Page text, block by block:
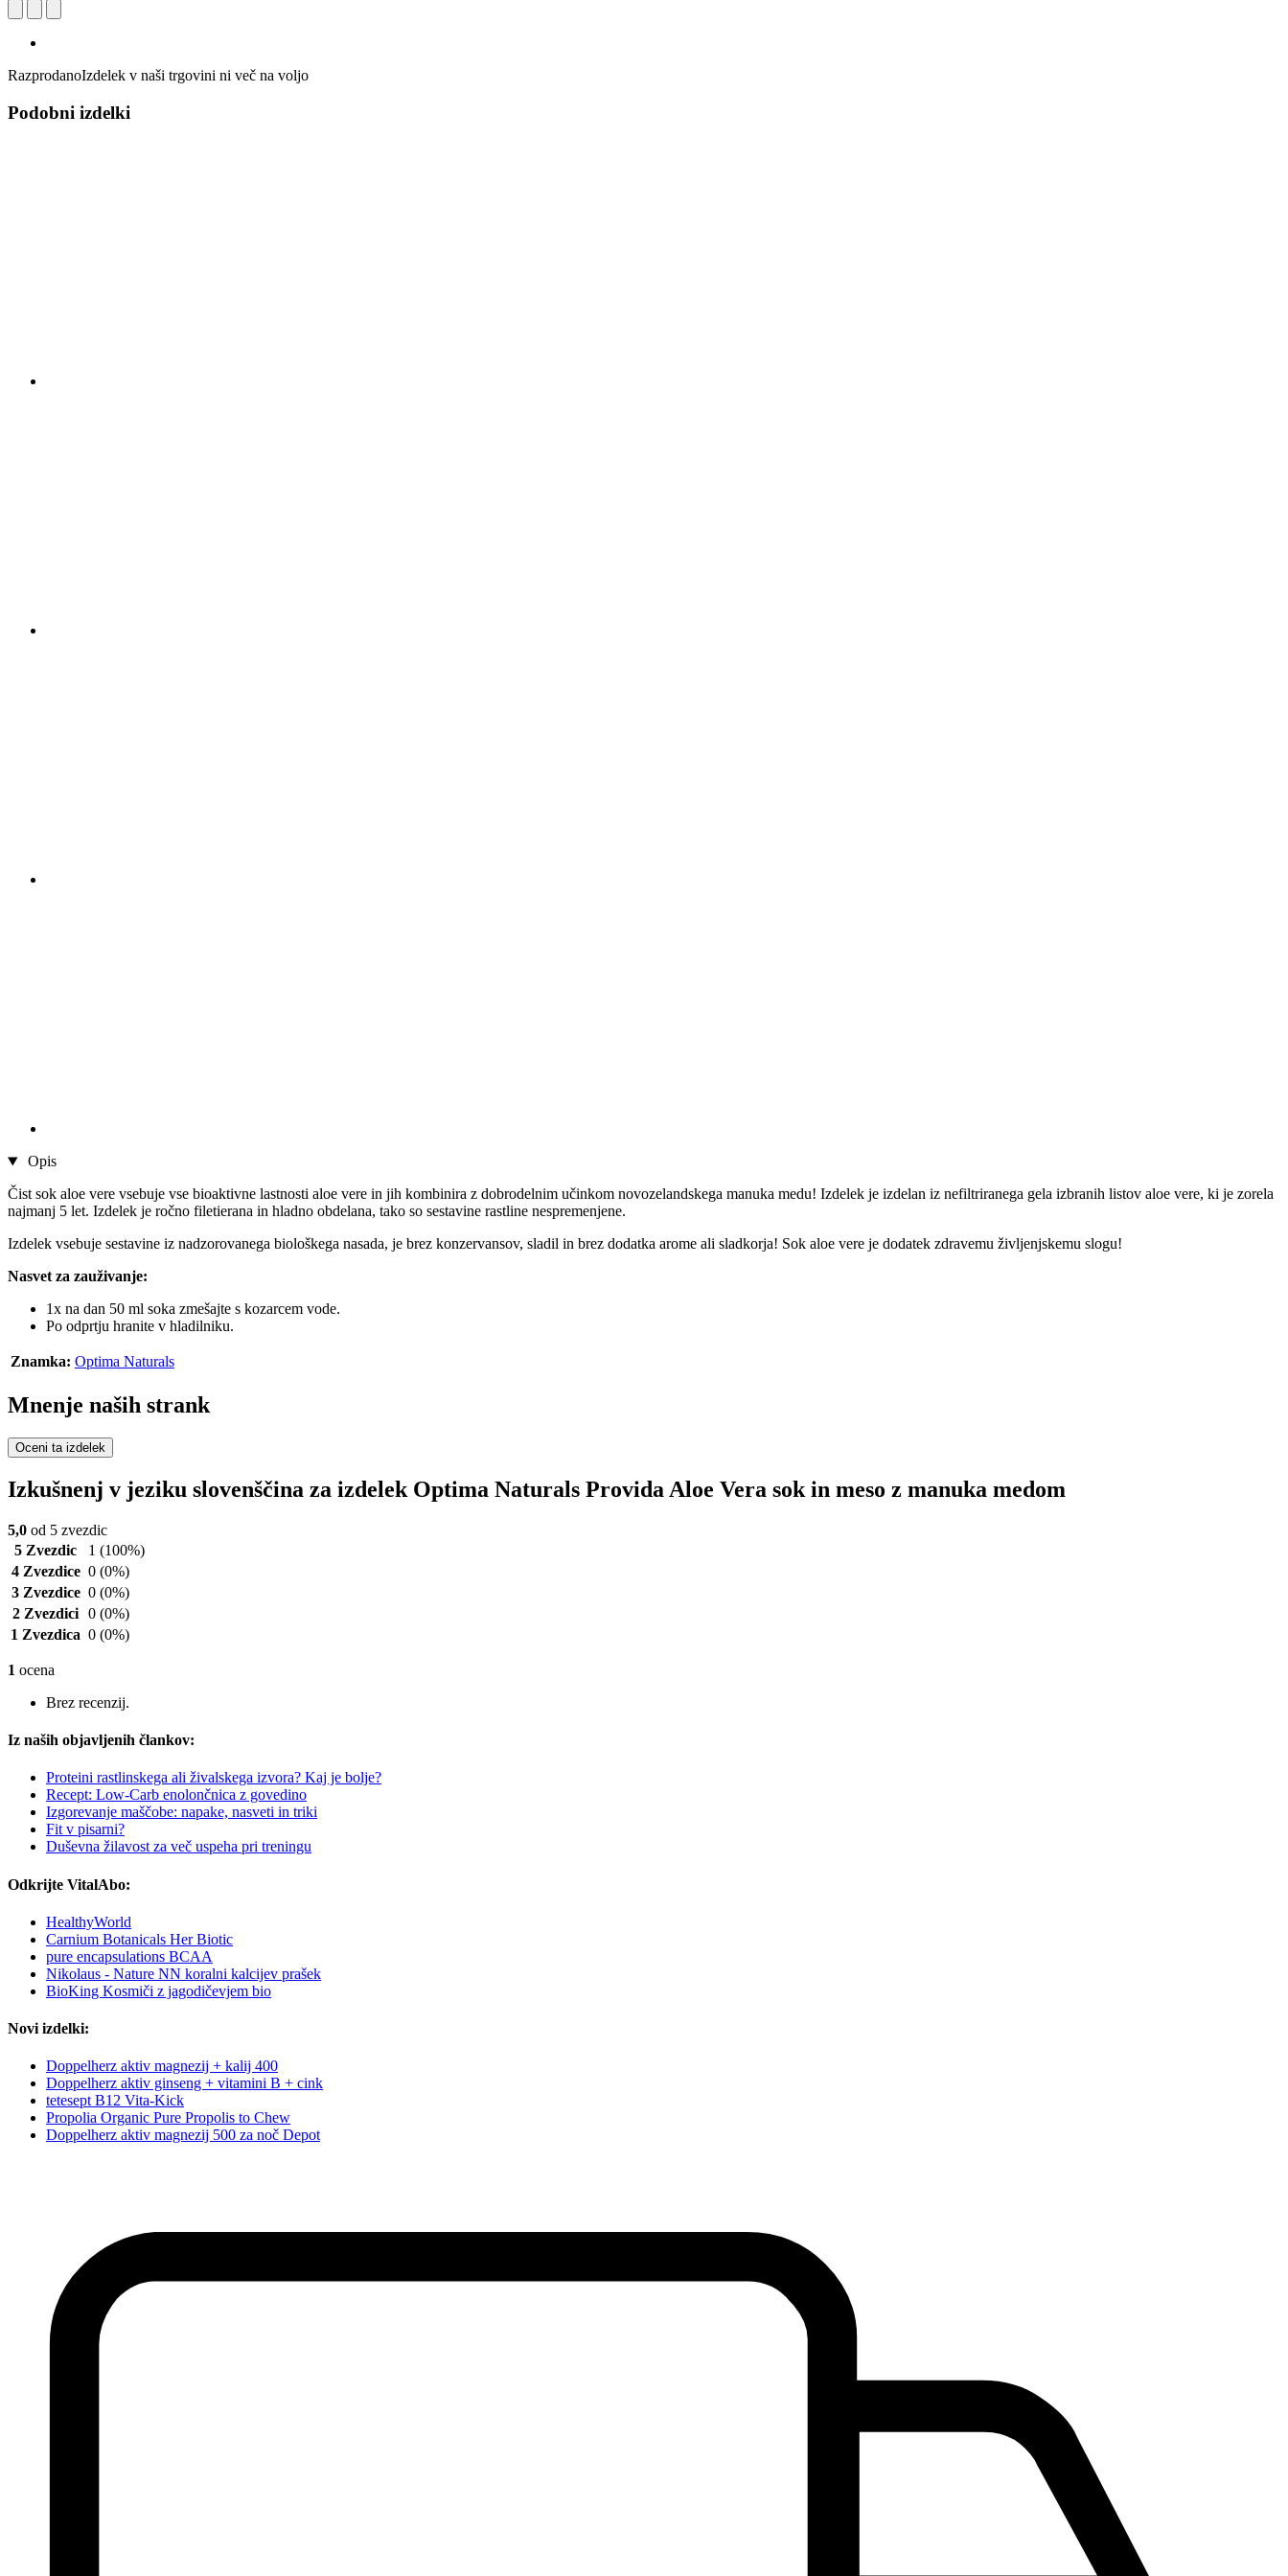
RazprodanoIzdelek v naši trgovini ni več na voljo
Podobni izdelki
Opis
Čist sok aloe vere vsebuje vse bioaktivne lastnosti aloe vere in jih kombinira z dobrodelnim učinkom novozelandskega manuka medu! Izdelek je izdelan iz nefiltriranega gela izbranih listov aloe vere, ki je zorela
najmanj 5 let. Izdelek je ročno filetierana in hladno obdelana, tako so sestavine rastline nespremenjene.
Izdelek vsebuje sestavine iz nadzorovanega biološkega nasada, je brez konzervansov, sladil in brez dodatka arome ali sladkorja! Sok aloe vere je dodatek zdravemu življenjskemu slogu!
Nasvet za zauživanje:
1x na dan 50 ml soka zmešajte s kozarcem vode.
Po odprtju hranite v hladilniku.
Znamka: Optima Naturals
Mnenje naših strank
Oceni ta izdelek
Izkušnenj v jeziku slovenščina za izdelek Optima Naturals Provida Aloe Vera sok in meso z manuka medom
5,0 od 5 zvezdic
5 Zvezdic
1 (100%)
4 Zvezdice 0 (0%)
3 Zvezdice 0 (0%)
2 Zvezdici 0 (0%)
1 Zvezdica 0 (0%)
1 ocena
Brez recenzij.
Iz naših objavljenih člankov:
Proteini rastlinskega ali živalskega izvora? Kaj je bolje?
Recept: Low-Carb enolončnica z govedino
Izgorevanje maščobe: napake, nasveti in triki
Fit v pisarni?
Duševna žilavost za več uspeha pri treningu
Odkrijte VitalAbo:
HealthyWorld
Carnium Botanicals Her Biotic
pure encapsulations BCAA
Nikolaus - Nature NN koralni kalcijev prašek
BioKing Kosmiči z jagodičevjem bio
Novi izdelki:
Doppelherz aktiv magnezij + kalij 400
Doppelherz aktiv ginseng + vitamini B + cink
tetesept B12 Vita-Kick
Propolia Organic Pure Propolis to Chew
Doppelherz aktiv magnezij 500 za noč Depot